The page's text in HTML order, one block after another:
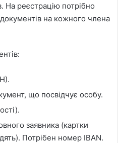
На реєстрацію потрібно
на кожного члена
що посвідчує особу.
заявника (картки
Потрібен номер IBAN.